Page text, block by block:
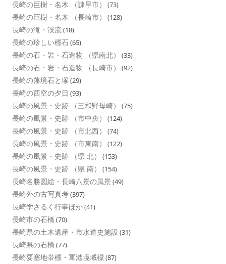
長崎の巨樹・名木 （諌早市） (73)
長崎の巨樹・名木 （長崎市） (128)
長崎の滝・渓流(18)
長崎の珍しい標石(65)
長崎の石・岩・石造物 （県南北） (33)
長崎の石・岩・石造物 （長崎市） (92)
長崎の藩境石と塚 (29)
長崎の西空の夕日 (93)
長崎の風景・史跡 （三和野母崎） (75)
長崎の風景・史跡 （市中央） (124)
長崎の風景・史跡 （市北西） (74)
長崎の風景・史跡 （市東南） (122)
長崎の風景・史跡 （県 北） (153)
長崎の風景・史跡 （県 南） (154)
長崎名勝図絵・長崎八景の風景 (49)
長崎外の古写真考(397)
長崎学さるく行事ほか(41)
長崎市の石橋 (70)
長崎県の土木遺産・市水道史施設 (31)
長崎県の石橋 (77)
長崎要塞地帯標・軍港境域標(87)